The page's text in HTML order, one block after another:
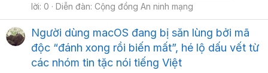
lời: 0
Diễn đàn: Cộng đồng An ninh mạng
Người dùng macOS đang bị săn lùng bởi mã
độc “đánh xong rồi biến mất”, hé lộ dấu vết từ
các nhóm tin tặc nói tiếng Việt